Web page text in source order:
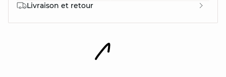
Livraison et retour